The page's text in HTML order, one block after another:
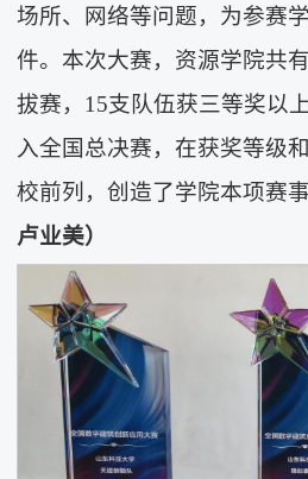
场所、网络等问题，为参赛
件。本次大赛，资源学院共
拔赛，15支队伍获三等奖以
入全国总决赛，在获奖等级
校前列，创造了学院本项赛
卢业美）